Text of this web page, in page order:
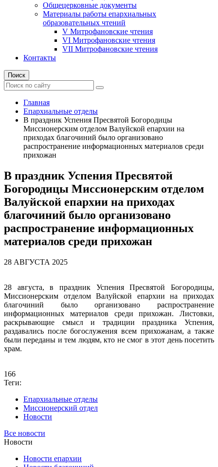
Общецерковные документы
Материалы работы епархиальных
образовательных чтений
V Митрофановские чтения
VI Митрофановские чтения
VII Митрофановские чтения
Контакты
Поиск
Главная
Епархиальные отделы
В праздник Успения Пресвятой Богородицы
Миссионерским отделом Валуйской епархии на
приходах благочиний было организовано
распространение информационных материалов среди
прихожан
В праздник Успения Пресвятой
Богородицы Миссионерским отделом
Валуйской епархии на приходах
благочиний было организовано
распространение информационных
материалов среди прихожан
28 АВГУСТА 2025
28 августа, в праздник Успения Пресвятой Богородицы,
Миссионерским отделом Валуйской епархии на приходах
благочиний было организовано распространение
информационных материалов среди прихожан. Листовки,
раскрывающие смысл и традиции праздника Успения,
раздавались после богослужения всем прихожанам, а также
были переданы и тем людям, кто не смог в этот день посетить
храм.
166
Теги:
Епархиальные отделы
Миссионерский отдел
Новости
Все новости
Новости
Новости епархии